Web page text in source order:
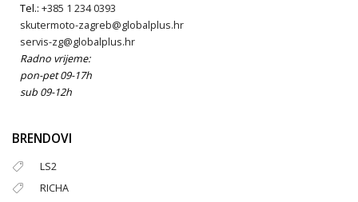
Tel.: +385 1 234 0393
skutermoto-zagreb@globalplus.hr
servis-zg@globalplus.hr
Radno vrijeme:
pon-pet 09-17h
sub 09-12h
BRENDOVI
LS2
RICHA